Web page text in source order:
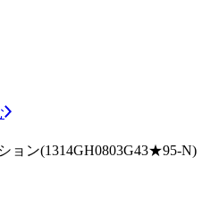
ョン(1314GH0803G43★95-N)